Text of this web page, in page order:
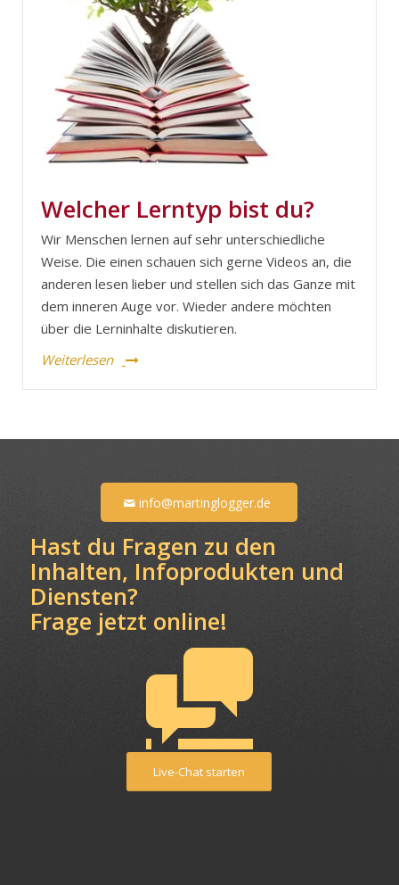
Welcher Lerntyp bist du?
Wir Menschen lernen auf sehr unterschiedliche
Weise. Die einen schauen sich gerne Videos an, die
anderen lesen lieber und stellen sich das Ganze mit
dem inneren Auge vor. Wieder andere möchten
über die Lerninhalte diskutieren.
Weiterlesen
info@martinglogger.de
Hast du Fragen zu den
Inhalten, Infoprodukten und
Diensten?
Frage jetzt online!
Live-Chat starten